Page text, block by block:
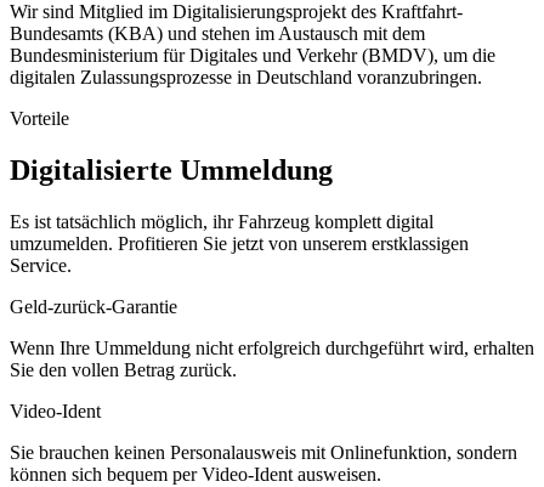
Wir sind Mitglied im Digitalisierungsprojekt des Kraftfahrt-
Bundesamts (KBA) und stehen im Austausch mit dem
Bundesministerium für Digitales und Verkehr (BMDV), um die
digitalen Zulassungsprozesse in Deutschland voranzubringen.
Vorteile
Digitalisierte Ummeldung
Es ist tatsächlich möglich, ihr Fahrzeug komplett digital
umzumelden. Profitieren Sie jetzt von unserem erstklassigen
Service.
Geld-zurück-Garantie
Wenn Ihre Ummeldung nicht erfolgreich durchgeführt wird, erhalten
Sie den vollen Betrag zurück.
Video-Ident
Sie brauchen keinen Personalausweis mit Onlinefunktion, sondern
können sich bequem per Video-Ident ausweisen.